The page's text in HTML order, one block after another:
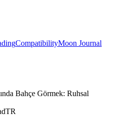
CompatibilityMoon Journal
Bahçe Görmek: Ruhsal
TR